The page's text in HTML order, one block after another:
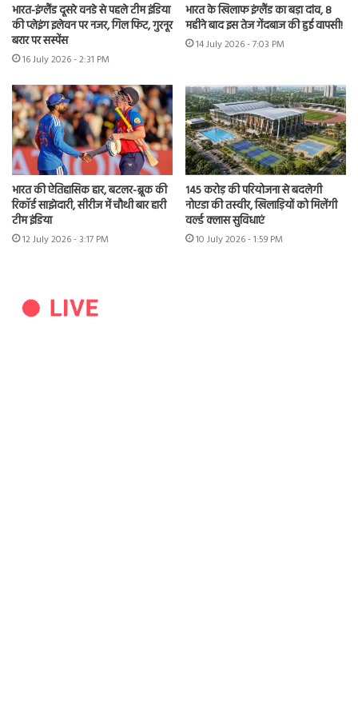
भारत-इंग्लैंड दूसरे वनडे से पहले टीम इंडिया
की प्लेइंग इलेवन पर नजर, गिल फिट, गुरनूर
बरार पर सस्पेंस
16 July 2026 - 2:31 PM
भारत के खिलाफ इंग्लैंड का बड़ा दांव, 8
महीने बाद इस तेज गेंदबाज की हुई वापसी!
14 July 2026 - 7:03 PM
भारत की ऐतिहासिक हार, बटलर-ब्रूक की
रिकॉर्ड साझेदारी, सीरीज में चौथी बार हारी
टीम इंडिया
12 July 2026 - 3:17 PM
145 करोड़ की परियोजना से बदलेगी
नोएडा की तस्वीर, खिलाड़ियों को मिलेंगी
वर्ल्ड क्लास सुविधाएं
10 July 2026 - 1:59 PM